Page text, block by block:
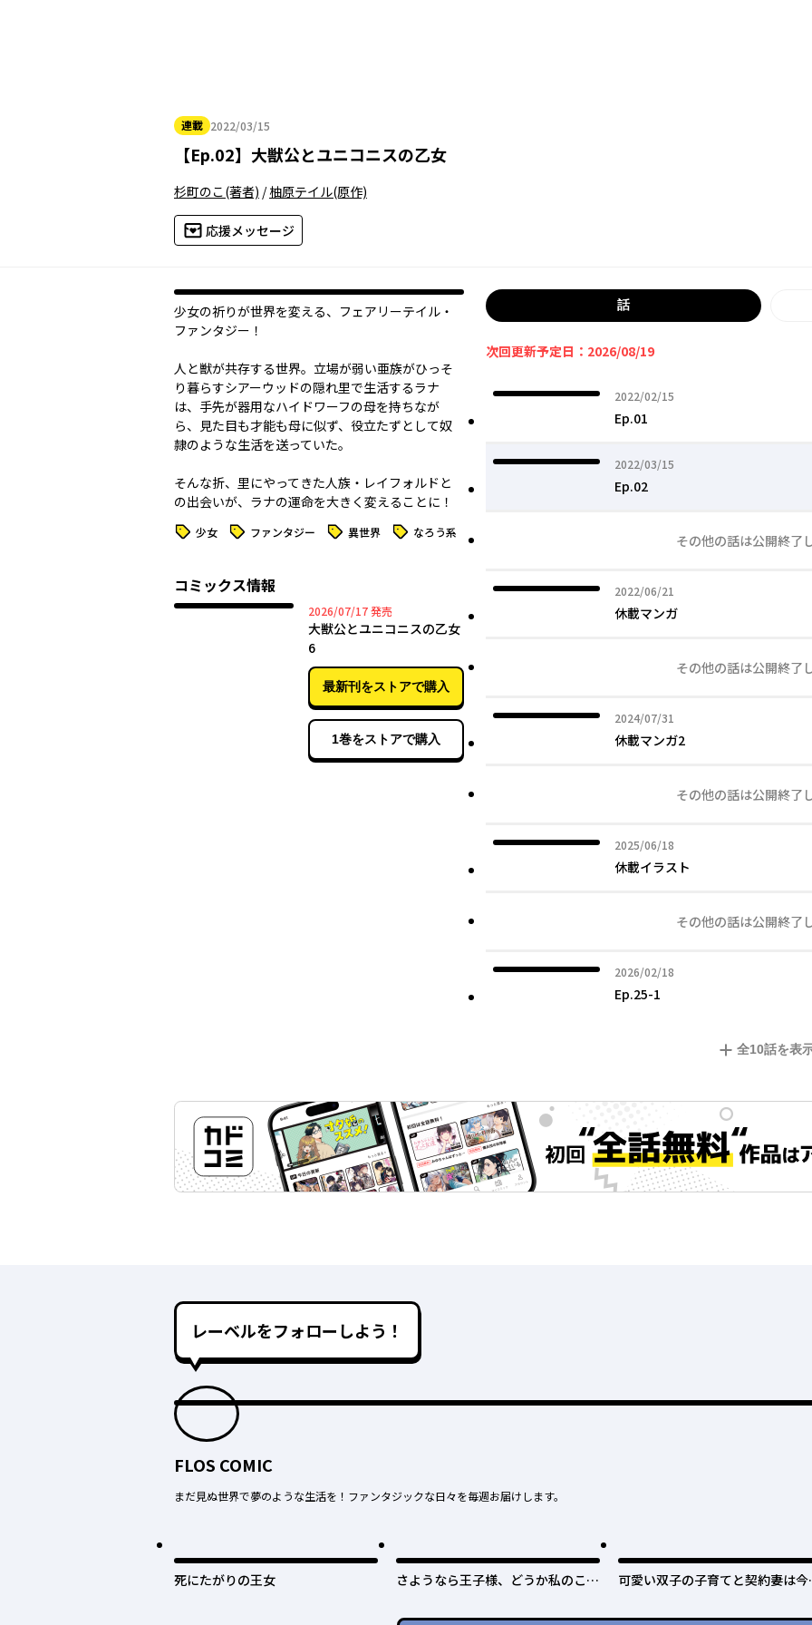
連載 2022/03/15
2022年03月15日
【Ep.02】 大獣公とユニコニスの乙女
杉町のこ(著者) /柚原テイル(原作)
応援メッセージ
少女の祈りが世界を変える、フェアリーテイル・
ファンタジー！
人と獣が共存する世界。立場が弱い亜族がひっそ
り暮らすシアーウッドの隠れ里で生活するラナ
は、手先が器用なハイドワーフの母を持ちなが
ら、見た目も才能も母に似ず、役立たずとして奴
隷のような生活を送っていた。
そんな折、里にやってきた人族・レイフォルドと
の出会いが、ラナの運命を大きく変えることに――！
タグ 少女 タグ ファンタジー タグ 異世界 タグ なろう系
コミックス情報
2026/07/172026年07月17日
発売
大獣公とユニコニスの乙女
6
最新刊をストアで購入
1巻をストアで購入
話
次回更新予定日：2026/08/19
2022/02/15
2022年02月15日
Ep.01
2022/03/15
2022年03月15日
Ep.02
その他の話は公開終了
2022/06/21
2022年06月21日
休載マンガ
その他の話は公開終了
2024/07/31
2024年07月31日
休載マンガ2
その他の話は公開終了
2025/06/18
2025年06月18日
休載イラスト
その他の話は公開終了
2026/02/18
2026年02月18日
Ep.25-1
全10話を表
レーベルをフォローしよう！
FLOS COMIC
まだ見ぬ世界で夢のような生活を！ファンタジックな日々を毎週お届けします。
死にたがりの王女
さようなら王子様、どうか私のこと
可愛い双子の子育てと契約妻は今